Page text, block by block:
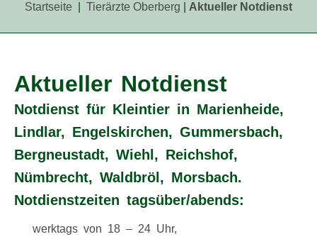
Startseite Tierärzte Oberberg Aktueller Notdienst
Aktueller Notdienst
Notdienst für Kleintier in Marienheide,
Lindlar, Engelskirchen, Gummersbach,
Bergneustadt, Wiehl, Reichshof,
Nümbrecht, Waldbröl, Morsbach.
Notdienstzeiten tagsüber/abends:
werktags von 18 – 24 Uhr,